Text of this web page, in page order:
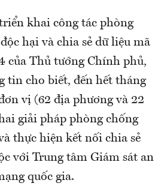
khai công tác phòng
hại và chia sẻ dữ liệu mã
của Thủ tướng Chính phủ,
tin cho biết, đến hết tháng
vị (62 địa phương và 22
giải pháp phòng chống
thực hiện kết nối chia sẻ
với Trung tâm Giám sát an
quốc gia.